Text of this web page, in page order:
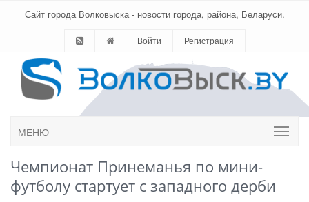
Сайт города Волковыска - новости города, района, Беларуси.
Войти Регистрация
МЕНЮ
Чемпионат Принеманья по мини-
футболу стартует с западного дерби